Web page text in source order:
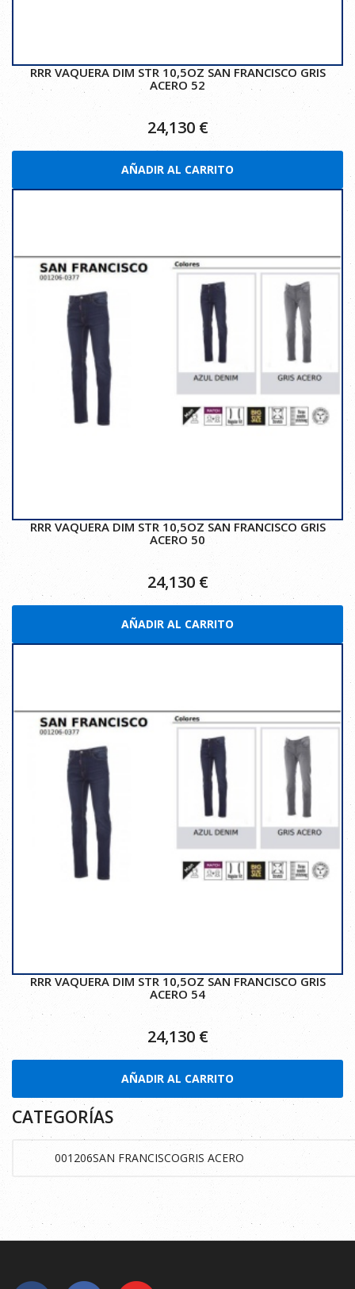
RRR VAQUERA DIM STR 10,5OZ SAN FRANCISCO GRIS
ACERO 52
24,130 €
AÑADIR AL CARRITO
RRR VAQUERA DIM STR 10,5OZ SAN FRANCISCO GRIS
ACERO 50
24,130€
AÑADIR AL CARRITO
RRR VAQUERA DIM STR 10,5OZ SAN FRANCISCO GRIS
ACERO 54
24,130 €
AÑADIR AL CARRITO
CATEGORÍAS